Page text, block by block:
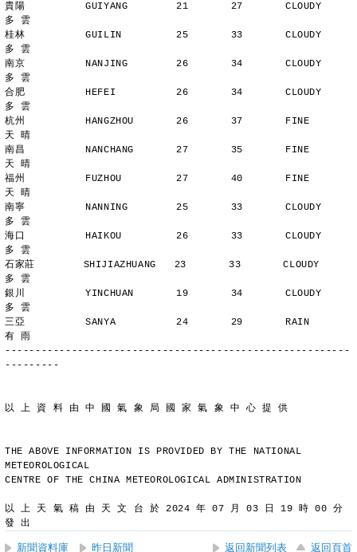
貴陽          GUIYANG        21       27       CLOUDY
多 雲
桂林          GUILIN         25       33       CLOUDY
多 雲
南京          NANJING        26       34       CLOUDY
多 雲
合肥          HEFEI          26       34       CLOUDY
多 雲
杭州          HANGZHOU       26       37       FINE
天 晴
南昌          NANCHANG       27       35       FINE
天 晴
福州          FUZHOU         27       40       FINE
天 晴
南寧          NANNING        25       33       CLOUDY
多 雲
海口          HAIKOU         26       33       CLOUDY
多 雲
石家莊        SHIJIAZHUANG   23       33       CLOUDY
多 雲
銀川          YINCHUAN       19       34       CLOUDY
多 雲
三亞          SANYA          24       29       RAIN
有 雨
---------------------------------------------------------
---------
以 上 資 料 由 中 國 氣 象 局 國 家 氣 象 中 心 提 供
THE ABOVE INFORMATION IS PROVIDED BY THE NATIONAL
METEOROLOGICAL
CENTRE OF THE CHINA METEOROLOGICAL ADMINISTRATION
以 上 天 氣 稿 由 天 文 台 於 2024 年 07 月 03 日 19 時 00 分
發 出
新聞資料庫 昨日新聞 返回新聞列表 返回頁首